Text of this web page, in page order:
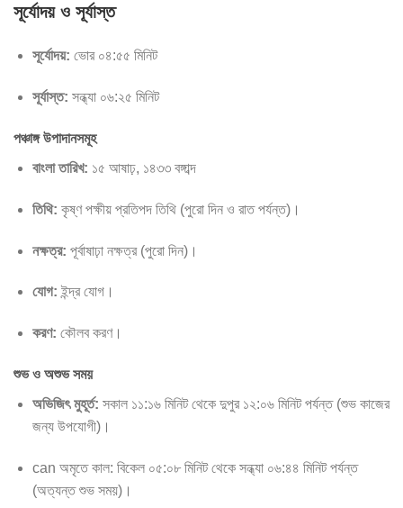
সূর্যোদয় ও সূর্যাস্ত
সূর্যোদয়: ভোর ০৪:৫৫ মিনিট
সূর্যাস্ত: সন্ধ্যা ০৬:২৫ মিনিট
পঞ্চাঙ্গ উপাদানসমূহ
বাংলা তারিখ: ১৫ আষাঢ়, ১৪৩৩ বঙ্গাব্দ
তিথি: কৃষ্ণ পক্ষীয় প্রতিপদ তিথি (পুরো দিন ও রাত পর্যন্ত)।
নক্ষত্র: পূর্বাষাঢ়া নক্ষত্র (পুরো দিন)।
যোগ: ইন্দ্র যোগ।
করণ: কৌলব করণ।
শুভ ও অশুভ সময়
অভিজিৎ মুহূর্ত: সকাল ১১:১৬ মিনিট থেকে দুপুর ১২:০৬ মিনিট পর্যন্ত (শুভ কাজের
জন্য উপযোগী)।
can অমৃতে কাল: বিকেল ০৫:০৮ মিনিট থেকে সন্ধ্যা ০৬:৪৪ মিনিট পর্যন্ত
(অত্যন্ত শুভ সময়)।